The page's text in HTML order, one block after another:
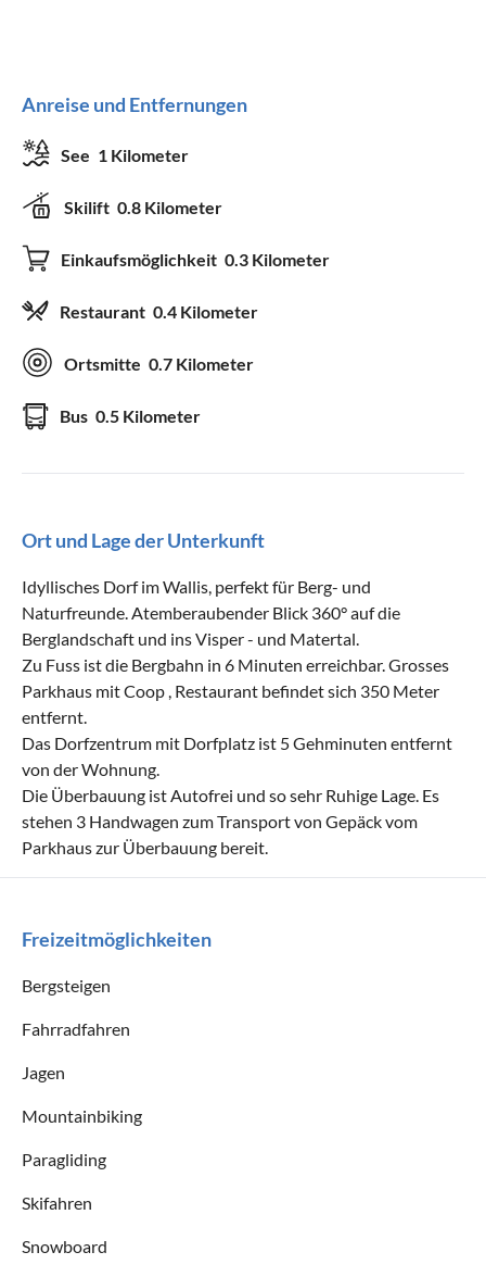
Anreise und Entfernungen
See 1 Kilometer
Skilift 0.8 Kilometer
Einkaufsmöglichkeit 0.3 Kilometer
Restaurant 0.4 Kilometer
Ortsmitte 0.7 Kilometer
Bus 0.5 Kilometer
Ort und Lage der Unterkunft
Idyllisches Dorf im Wallis, perfekt für Berg- und
Naturfreunde. Atemberaubender Blick 360° auf die
Berglandschaft und ins Visper - und Matertal.
Zu Fuss ist die Bergbahn in 6 Minuten erreichbar. Grosses
Parkhaus mit Coop , Restaurant befindet sich 350 Meter
entfernt.
Das Dorfzentrum mit Dorfplatz ist 5 Gehminuten entfernt
von der Wohnung.
Die Überbauung ist Autofrei und so sehr Ruhige Lage. Es
stehen 3 Handwagen zum Transport von Gepäck vom
Parkhaus zur Überbauung bereit.
Freizeitmöglichkeiten
Bergsteigen
Fahrradfahren
Jagen
Mountainbiking
Paragliding
Skifahren
Snowboard